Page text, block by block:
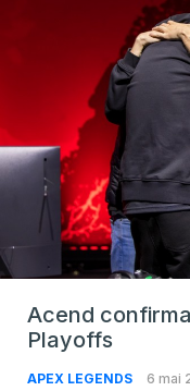
Acend
Playoffs
APEX LEGENDS 6 mai